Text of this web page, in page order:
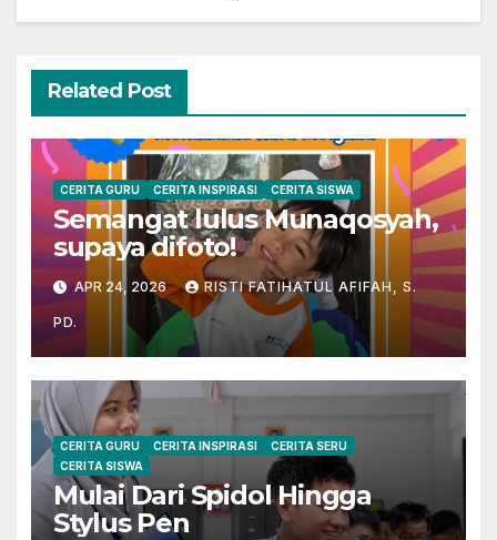
Related Post
CERITA GURU CERITA INSPIRASI CERITA SISWA
Semangat lulus Munaqosyah,
supaya difoto!
APR 24, 2026 RISTI FATIHATUL AFIFAH, S.
PD.
CERITA GURU CERITA INSPIRASI
CERITA SERU
CERITA SISWA
Mulai Dari Spidol Hingga
Stylus Pen